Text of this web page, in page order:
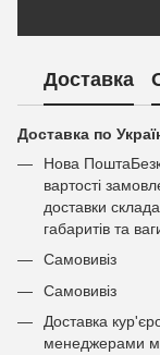
Доставка
Доставка по
Нова
вартості
доставки
габаритів та
Самовивіз
Самовивіз
Доставка
менеджерами